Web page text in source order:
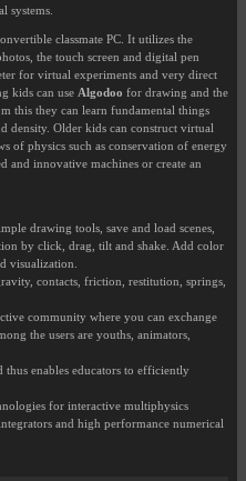
systems.
classmate PC. It utilizes the
the touch screen and digital pen
for virtual experiments and very direct
kids can use Algodoo for drawing and the
this they can learn fundamental things
density. Older kids can construct virtual
of physics such as conservation of energy
and innovative machines or create an
drawing tools, save and load scenes,
by click, drag, tilt and shake. Add color
visualization.
contacts, friction, restitution, springs,
community where you can exchange
the users are youths, animators,
enables educators to efficiently
for interactive multiphysics
and high performance numerical